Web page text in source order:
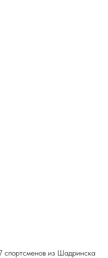
спортсменов из Шадринска